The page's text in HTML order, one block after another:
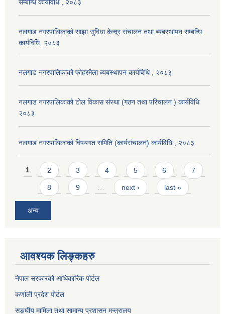
सम्बन्धि कार्यविधि , २०८३
नलगाड नगरपालिकाको साझा सुविधा केन्द्र संचालन तथा ब्यबस्थापन सम्बन्धि
कार्यविधि, २०८३
नलगाड नगरपालिकाको फोहरमैला ब्यबस्थापन कार्यविधि , २०८३
नलगाड नगरपालिकाको टोल विकास संस्था (गठन तथा परिचालन ) कार्यविधि
२०८३
नलगाड नगरपालिकाको विषयगत समिति (कार्यसंचालन) कार्यविधि , २०८३
Pages
1 2 3 4 5 6 7
8 9 … next › last »
अन्य
आवश्यक लिङ्कहरु
नेपाल सरकारको आधिकारिक पोर्टल
कर्णाली प्रदेश पोर्टल
सङ्घीय मामिला तथा सामान्य प्रशासन मन्त्रालय